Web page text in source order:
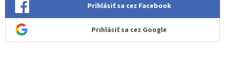
Prihlásiť sa cez Facebook
Prihlásiť sa cez Google